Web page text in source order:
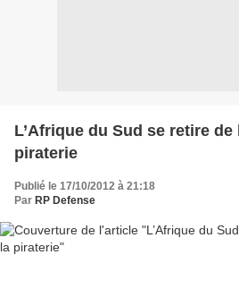
L’Afrique du Sud se retire
piraterie
Publié le 17/10/2012 à 21:18
Par RP Defense